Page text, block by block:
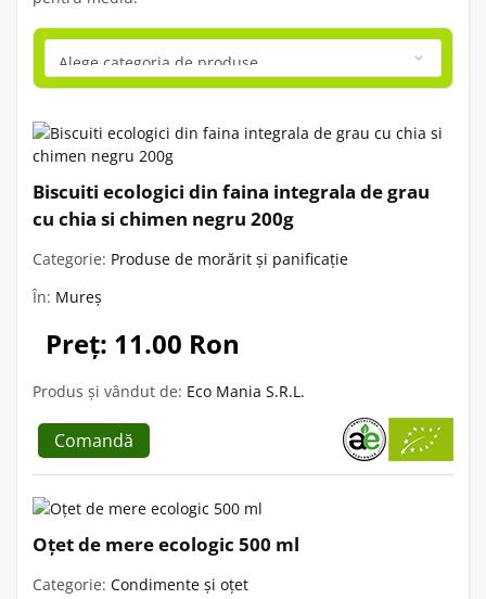
Biscuiti ecologici din faina integrala de grau
cu chia si chimen negru 200g
Categorie: Produse de morărit și panificație
În: Mureș
Preț: 11.00 Ron
Produs și vândut de: Eco Mania S.R.L.
Comandă
Oțet de mere ecologic 500 ml
Categorie: Condimente și oțet